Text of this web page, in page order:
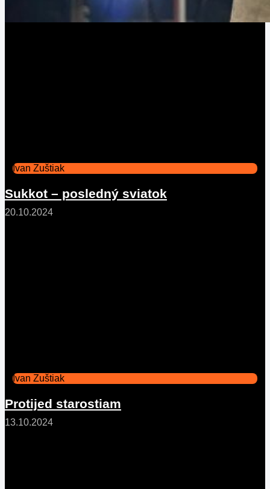
Ivan Zuštiak
Sukkot – posledný sviatok
20.10.2024
Ivan Zuštiak
Protijed starostiam
13.10.2024